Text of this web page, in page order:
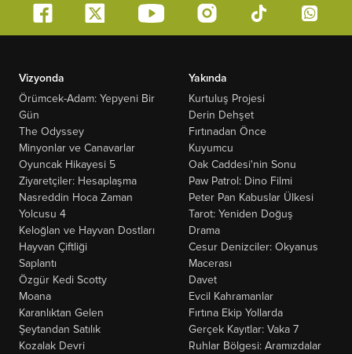
Vizyonda
Örümcek-Adam: Yepyeni Bir
Gün
The Odyssey
Minyonlar ve Canavarlar
Oyuncak Hikayesi 5
Ziyaretçiler: Hesaplaşma
Nasreddin Hoca Zaman
Yolcusu 4
Keloğlan ve Hayvan Dostları
Hayvan Çiftliği
Saplantı
Özgür Kedi Scotty
Moana
Karanlıktan Gelen
Şeytandan Satılık
Kozalak Devri
Yakında
Kurtuluş Projesi
Derin Dehşet
Fırtınadan Önce
Kuyumcu
Oak Caddesi'nin Sonu
Paw Patrol: Dino Filmi
Peter Pan Kabuslar Ülkesi
Tarot: Yeniden Doğuş
Drama
Cesur Denizciler: Okyanus
Macerası
Davet
Evcil Kahramanlar
Fırtına Ekip Yollarda
Gerçek Kayıtlar: Vaka 7
Ruhlar Bölgesi: Aramızdalar